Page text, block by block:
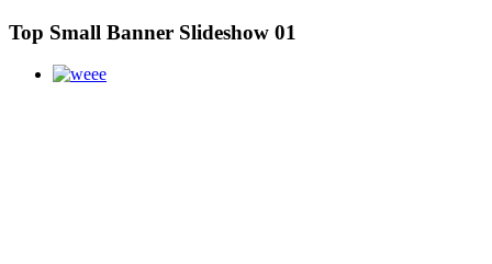
Top Small Banner Slideshow 01